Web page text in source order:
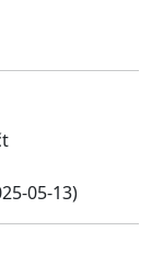
05-13)